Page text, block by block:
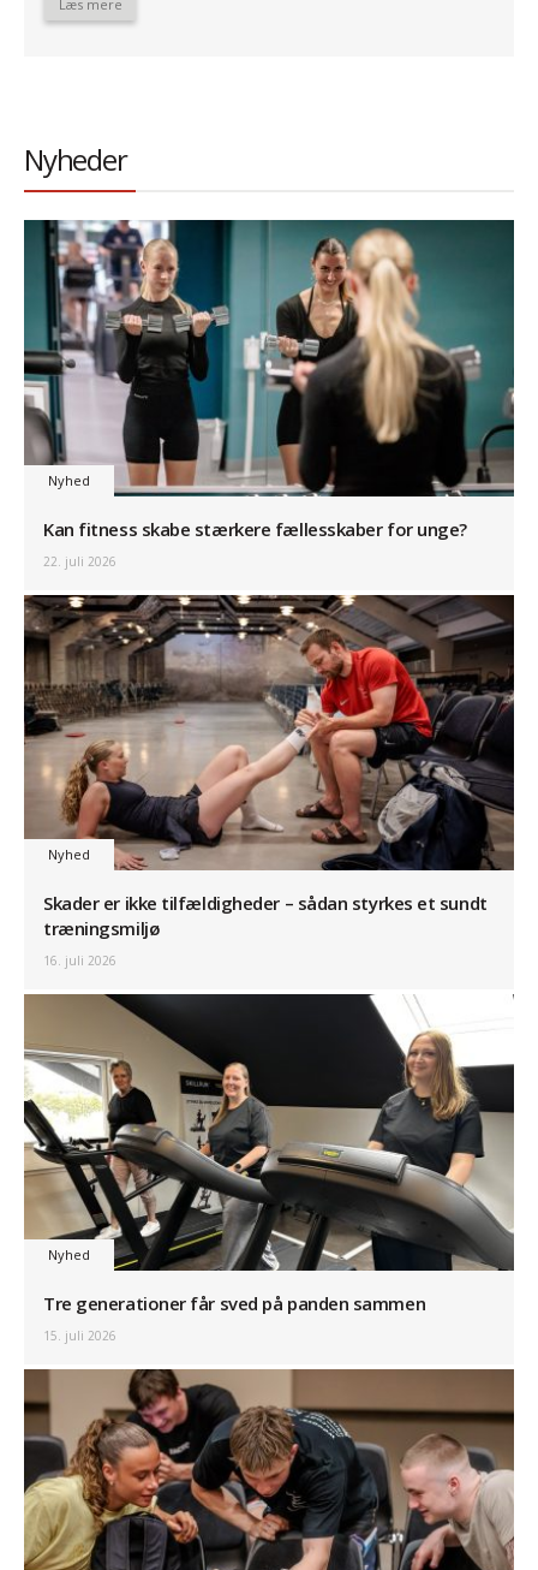
Læs mere
Nyheder
Nyhed
Kan fitness skabe stærkere fællesskaber for unge?
22. juli 2026
Nyhed
Skader er ikke tilfældigheder – sådan styrkes et sundt
træningsmiljø
16. juli 2026
Nyhed
Tre generationer får sved på panden sammen
15. juli 2026